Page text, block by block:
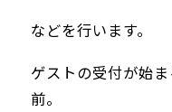
などを行います。
ゲストの受付が始
前。